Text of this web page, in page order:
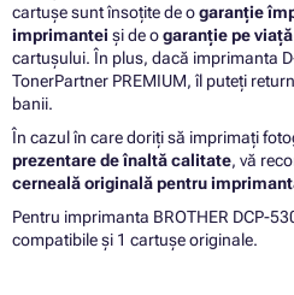
cartușe sunt însoțite de ogaranție
imprimantei și de ogaranție pe viață
cartușului. În plus, dacă imprimanta
TonerPartner PREMIUM, îl puteți
banii.
În cazul în care doriți să imprimați
prezentare de înaltă calitate, vă
cerneală originală pentru
Pentru imprimanta BROTHER DCP-
compatibile și 1 cartușe originale.